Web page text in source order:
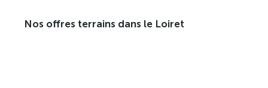
Nos offres terrains dans le Loiret